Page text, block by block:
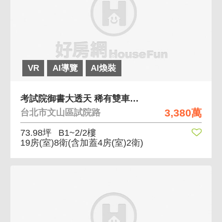
VR AI導覽 AI煥裝
3,380萬
考試院御書大透天 稀有雙車位透天
台北市文山區試院路
73.98坪
B1~2/2樓
19房(室)8衛(含加蓋4房(室)2衛)